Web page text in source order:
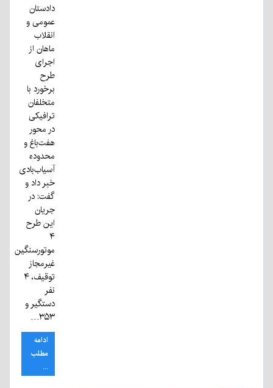
دادستان
عمومی و
انقلاب
ماهان از
اجرای
طرح
برخورد با
متخلفان
ترافیکی
در محور
هفت‌باغ و
محدوده
آسیاب‌بادی
خبر داد و
گفت: در
جریان
این طرح
۴
موتورسنگین
غیرمجاز
توقیف، ۴
نفر
دستگیر و
۳۵۳…
ادامه
مطلب
...